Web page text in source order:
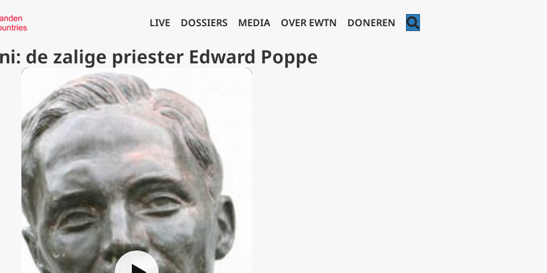
LIVE DOSSIERS MEDIA OVER EWTN DONEREN
de zalige priester Edward Poppe